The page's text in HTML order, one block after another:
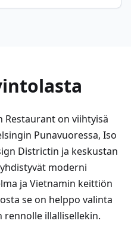
Restaurant on viihtyisä
Punavuoressa, Iso
Districtin ja keskustan
moderni
ja Vietnamin keittiön
se on helppo valinta
rennolle illallisellekin.